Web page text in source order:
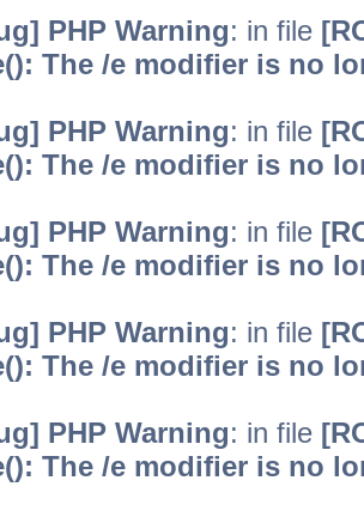
PHP Warning: in file
The /e modifier is no
PHP Warning: in file
The /e modifier is no
PHP Warning: in file
The /e modifier is no
PHP Warning: in file
The /e modifier is no
PHP Warning: in file
The /e modifier is no